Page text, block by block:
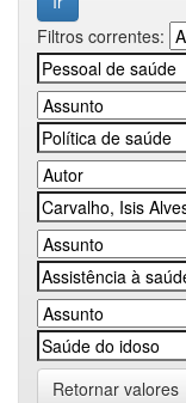
Filtros correntes:
Retornar valores